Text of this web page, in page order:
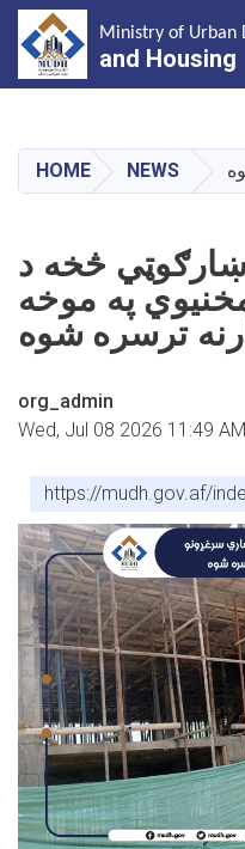
Ministry of Urban
and Housing
HOME NEWS
څخه د
په موخه
ترسره شوه
org_admin
Wed, Jul 08 2026 11:49 AM
https://mudh.gov.af/